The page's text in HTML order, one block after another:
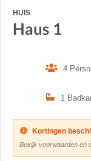
HUIS
Haus 1
4
1
Kortingen
Bekijk voorwaarden en